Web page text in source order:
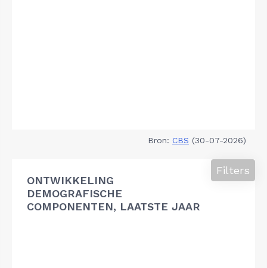
Bron: CBS (30-07-2026)
ONTWIKKELING
DEMOGRAFISCHE
COMPONENTEN, LAATSTE JAAR
Filters